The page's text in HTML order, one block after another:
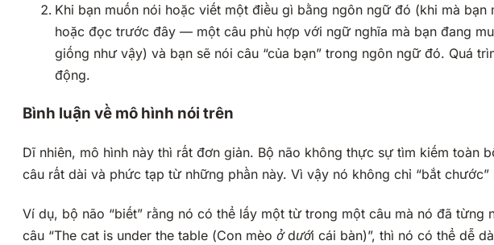
Khi bạn muốn nói hoặc viết một điều gì bằng ngôn ngữ đó (khi mà bạn
hoặc đọc trước đây — một câu phù hợp với ngữ nghĩa mà bạn đang
giống như vậy) và bạn sẽ nói câu “của bạn” trong ngôn ngữ đó. Quá
động.
Bình luận về mô hình nói trên
Dĩ nhiên, mô hình này thì rất đơn giản. Bộ não không thực sự tìm kiếm
câu rất dài và phức tạp từ những phần này. Vì vậy nó không chỉ “bắt
Ví dụ, bộ não “biết” rằng nó có thể lấy một từ trong một câu mà nó đã
câu “The cat is under the table (Con mèo ở dưới cái bàn)”, thì nó có thể dễ